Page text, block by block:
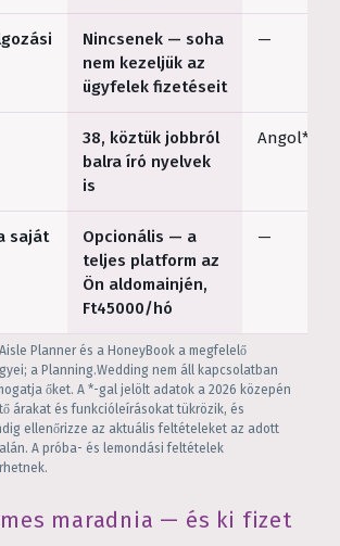
Nincsenek — soha
nem kezeljük az
ügyfelek fizetéseit
—
38, köztük jobbról
balra író nyelvek
is
Angol*
saját
Opcionális — a
teljes platform az
Ön aldomainjén,
Ft45000/hó
—
Planner és a HoneyBook a megfelelő
a Planning.Wedding nem áll kapcsolatban
őket. A *-gal jelölt adatok a 2026 közepén
árakat és funkcióleírásokat tükrözik, és
ellenőrizze az aktuális feltételeket az adott
A próba- és lemondási feltételek
maradnia — és ki fizet